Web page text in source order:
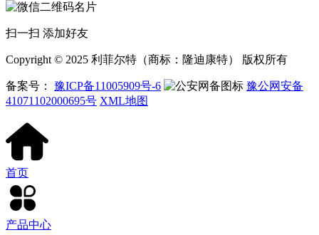
扫一扫 添加好友
Copyright © 2025 利菲尔特（商标：隆迪康特） 版权所有
备案号： 豫ICP备11005909号-6
豫公网安备
41071102000695号 XML地图
首页
产品中心